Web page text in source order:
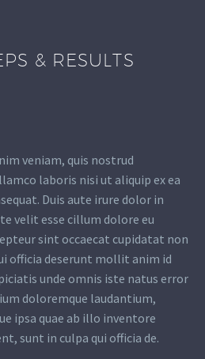
& RESULTS
veniam, quis nostrud
laboris nisi ut aliquip ex ea
Duis aute irure dolor in
velit esse cillum dolore eu
sint occaecat cupidatat non
officia deserunt mollit anim id
unde omnis iste natus error
doloremque laudantium,
ipsa quae ab illo inventore
sunt in culpa qui officia de.